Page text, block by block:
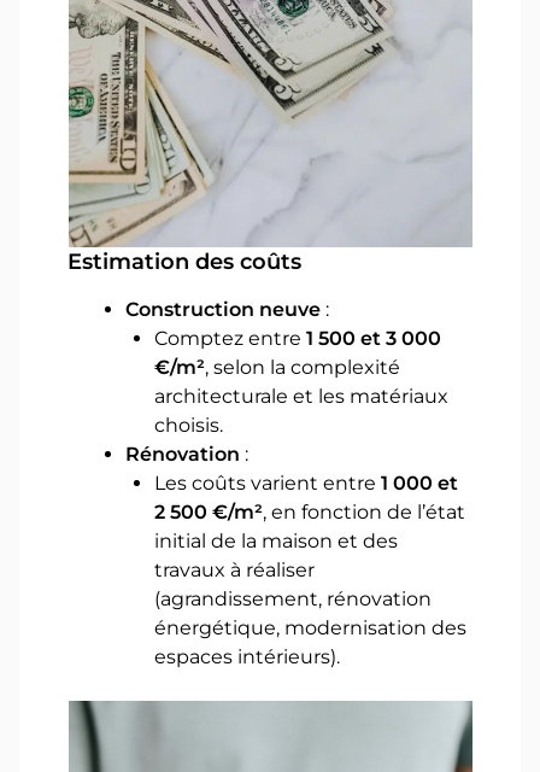
Estimation des coûts
Construction neuve :
Comptez entre1 500 et 3 000
€/m², selon la complexité
architecturale et les matériaux
choisis.
Rénovation :
Les coûts varient entre1 000 et
2 500 €/m², en fonction de l’état
initial de la maison et des
travaux à réaliser
(agrandissement, rénovation
énergétique, modernisation des
espaces intérieurs).